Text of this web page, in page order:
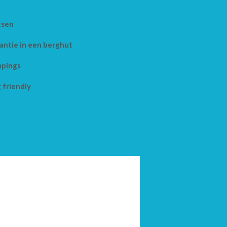
in een berghut
friendly